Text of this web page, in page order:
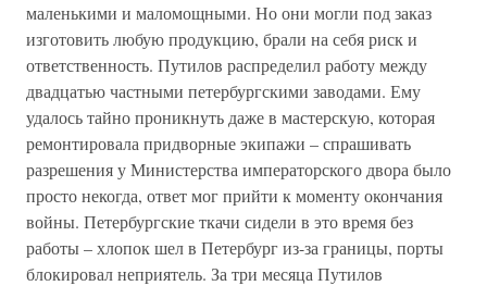
маленькими и маломощными. Но они могли под заказ
изготовить любую продукцию, брали на себя риск и
ответственность. Путилов распределил работу между
двадцатью частными петербургскими заводами. Ему
удалось тайно проникнуть даже в мастерскую, которая
ремонтировала придворные экипажи – спрашивать
разрешения у Министерства императорского двора было
просто некогда, ответ мог прийти к моменту окончания
войны. Петербургские ткачи сидели в это время без
работы – хлопок шел в Петербург из-за границы, порты
блокировал неприятель. За три месяца Путилов